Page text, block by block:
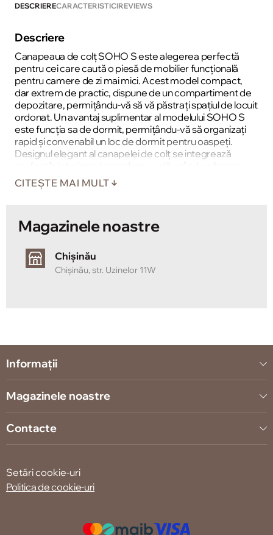
DESCRIERECARACTERISTICIREVIEWS
Descriere
Canapeaua de colț SOHO S este alegerea perfectă
pentru cei care caută o piesă de mobilier funcțională
pentru camere de zi mai mici. Acest model compact,
dar extrem de practic, dispune de un compartiment de
depozitare, permițându-vă să vă păstrați spațiul de locuit
ordonat. Un avantaj suplimentar al modelului SOHO S
este funcția sa de dormit, permițându-vă să organizați
rapid și convenabil un loc de dormit pentru oaspeți.
Designul elegant al canapelei de colț se integrează
perfect în interioarele moderne, adăugând un farmec
unic.
CITEȘTE MAI MULT
Magazinele noastre
Chișinău
Chișinău, str. Uzinelor 11W
Informații
Magazinele noastre
Contacte
Setări cookie-uri
Politica de cookie-uri